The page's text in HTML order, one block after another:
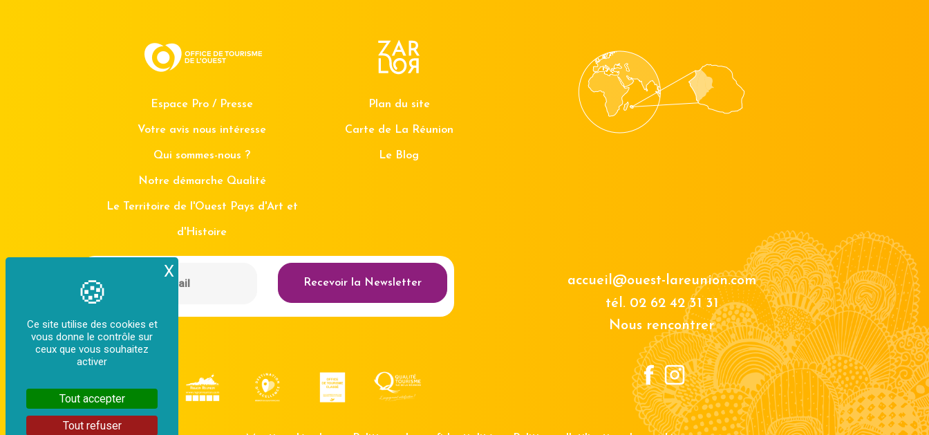
Ce site utilise des cookies et
vous donne le contrôle sur
ceux que vous souhaitez
activer
Tout accepter
Tout refuser
X Masquer le bandeau des cookies
Espace Pro / Presse
Votre avis nous intéresse
Qui sommes-nous ?
Notre démarche Qualité
Le Territoire de l'Ouest Pays d'Art et
d'Histoire
Plan du site
Carte de La Réunion
Le Blog
Recevoir la Newsletter
accueil@ouest-lareunion.com
tél. 02 62 42 31 31
Nous rencontrer